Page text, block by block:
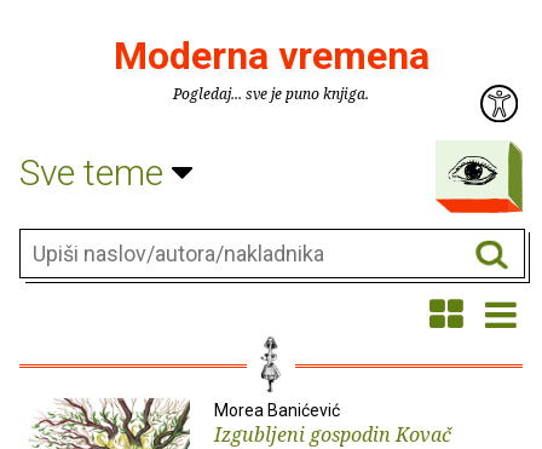
Moderna vremena
Pogledaj... sve je puno knjiga.
Sve teme
Morea Banićević
Izgubljeni gospodin Kovač